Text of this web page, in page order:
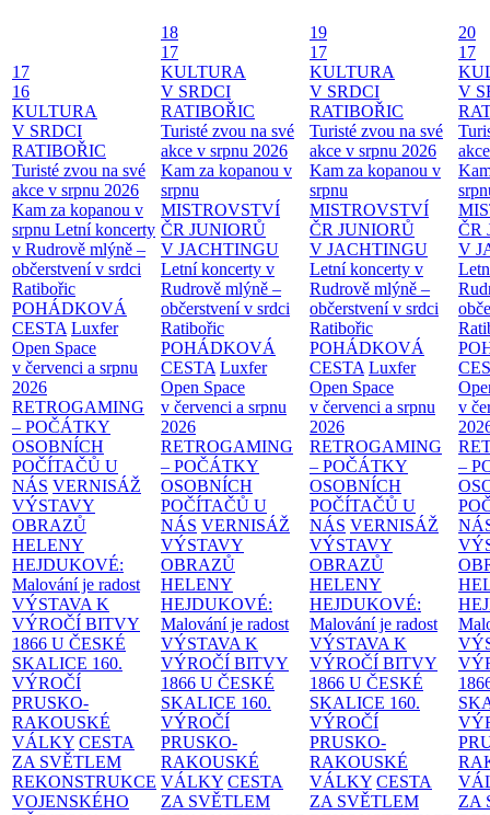
17
16
KULTURA
V SRDCI
RATIBOŘIC
Turisté zvou na své
akce v srpnu 2026
Kam za kopanou v
srpnu Letní koncerty
v Rudrově mlýně –
občerstvení v srdci
Ratibořic
POHÁDKOVÁ
CESTA Luxfer
Open Space
v červenci a srpnu
2026
RETROGAMING
– POČÁTKY
OSOBNÍCH
POČÍTAČŮ U
NÁS VERNISÁŽ
VÝSTAVY
OBRAZŮ
HELENY
HEJDUKOVÉ:
Malování je radost
VÝSTAVA K
VÝROČÍ BITVY
1866 U ČESKÉ
SKALICE 160.
VÝROČÍ
PRUSKO-
RAKOUSKÉ
VÁLKY CESTA
ZA SVĚTLEM
REKONSTRUKCE
VOJENSKÉHO
18
17
KULTURA
V SRDCI
RATIBOŘIC
Turisté zvou na své
akce v srpnu 2026
Kam za kopanou v
srpnu
MISTROVSTVÍ
ČR JUNIORŮ
V JACHTINGU
Letní koncerty v
Rudrově mlýně –
občerstvení v srdci
Ratibořic
POHÁDKOVÁ
CESTA Luxfer
Open Space
v červenci a srpnu
2026
RETROGAMING
– POČÁTKY
OSOBNÍCH
POČÍTAČŮ U
NÁS VERNISÁŽ
VÝSTAVY
OBRAZŮ
HELENY
HEJDUKOVÉ:
Malování je radost
VÝSTAVA K
VÝROČÍ BITVY
1866 U ČESKÉ
SKALICE 160.
VÝROČÍ
PRUSKO-
RAKOUSKÉ
VÁLKY CESTA
ZA SVĚTLEM
19
17
KULTURA
V SRDCI
RATIBOŘIC
Turisté zvou na své
akce v srpnu 2026
Kam za kopanou v
srpnu
MISTROVSTVÍ
ČR JUNIORŮ
V JACHTINGU
Letní koncerty v
Rudrově mlýně –
občerstvení v srdci
Ratibořic
POHÁDKOVÁ
CESTA Luxfer
Open Space
v červenci a srpnu
2026
RETROGAMING
– POČÁTKY
OSOBNÍCH
POČÍTAČŮ U
NÁS VERNISÁŽ
VÝSTAVY
OBRAZŮ
HELENY
HEJDUKOVÉ:
Malování je radost
VÝSTAVA K
VÝROČÍ BITVY
1866 U ČESKÉ
SKALICE 160.
VÝROČÍ
PRUSKO-
RAKOUSKÉ
VÁLKY CESTA
ZA SVĚTLEM
20
17
V
ČR
V
v
–
ZA